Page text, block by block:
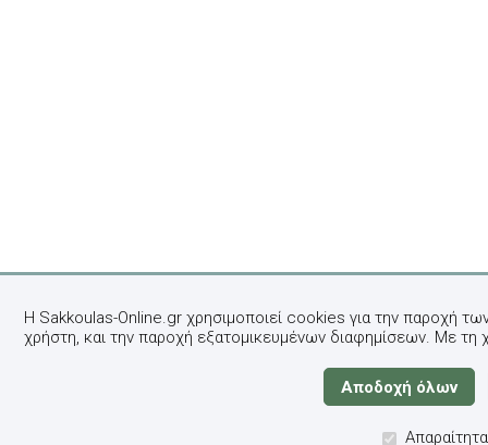
Η Sakkoulas-Online.gr χρησιμοποιεί cookies για την παροχή
χρήστη, και την παροχή εξατομικευμένων διαφημίσεων. Με